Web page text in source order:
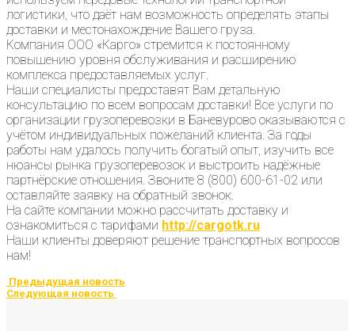
логистики, что даёт нам возможность определять этапы
доставки и местонахождение Вашего груза.
Компания ООО «Карго» стремится к постоянному
повышению уровня обслуживания и расширению
комплекса предоставляемых услуг.
Наши специалисты предоставят Вам детальную
консультацию по всем вопросам доставки! Все услуги по
организации грузоперевозки в Баневурово оказываются с
учётом индивидуальных пожеланий клиента. За годы
работы нам удалось получить богатый опыт, изучить все
нюансы рынка грузоперевозок и выстроить надёжные
партнёрские отношения. Звоните 8 (800) 600-61-02 или
оставляйте заявку на обратный звонок.
На сайте компании можно рассчитать доставку и
ознакомиться с тарифами http://cargotk.ru
Наши клиенты доверяют решение транспортных вопросов
нам!
Предыдущая новость
Следующая новость